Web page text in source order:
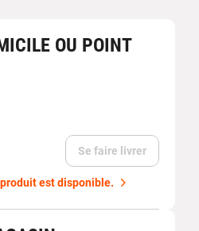
OU POINT
Se faire livrer
est disponible.